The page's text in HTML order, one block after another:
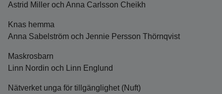
Astrid Miller och Anna Carlsson Cheikh
Knas hemma
Anna Sabelström och Jennie Persson Thörnqvist
Maskrosbarn
Linn Nordin och Linn Englund
Nätverket unga för tillgänglighet (Nuft)